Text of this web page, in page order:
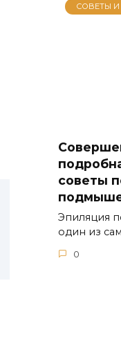
СОВЕТЫ И
советы
Эпиляция
один из
0